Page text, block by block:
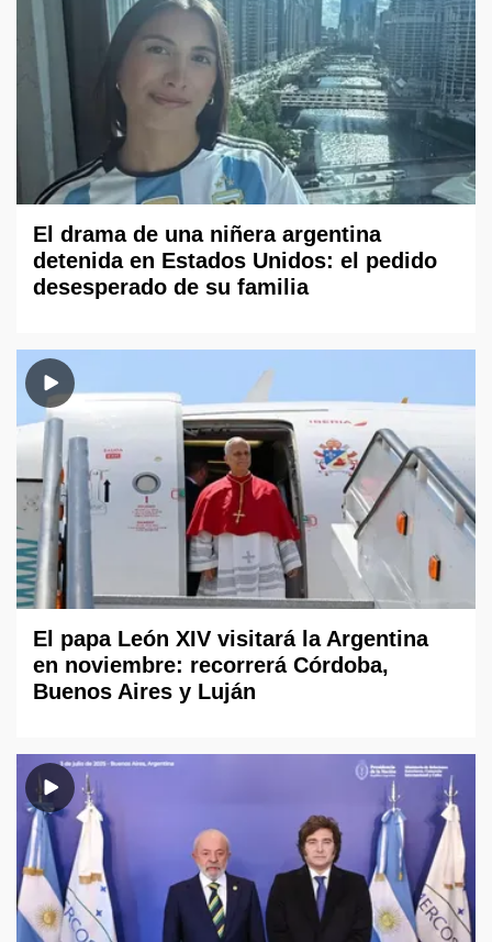
El drama de una niñera argentina
detenida en Estados Unidos: el pedido
desesperado de su familia
El papa León XIV visitará la Argentina
en noviembre: recorrerá Córdoba,
Buenos Aires y Luján